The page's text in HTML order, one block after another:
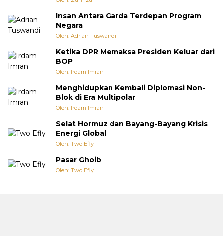
Insan Antara Garda Terdepan Program
Negara
Oleh: Adrian Tuswandi
Ketika DPR Memaksa Presiden Keluar dari
BOP
Oleh: Irdam Imran
Menghidupkan Kembali Diplomasi Non-
Blok di Era Multipolar
Oleh: Irdam Imran
Selat Hormuz dan Bayang-Bayang Krisis
Energi Global
Oleh: Two Efly
Pasar Ghoib
Oleh: Two Efly